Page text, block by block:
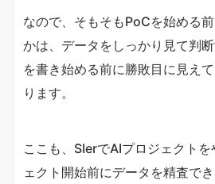
なので、そもそもPoCを始める
かは、データをしっかり見て判
を書き始める前に勝敗目に見え
ります。
ここも、SIerでAIプロジェクト
ェクト開始前にデータを精査で